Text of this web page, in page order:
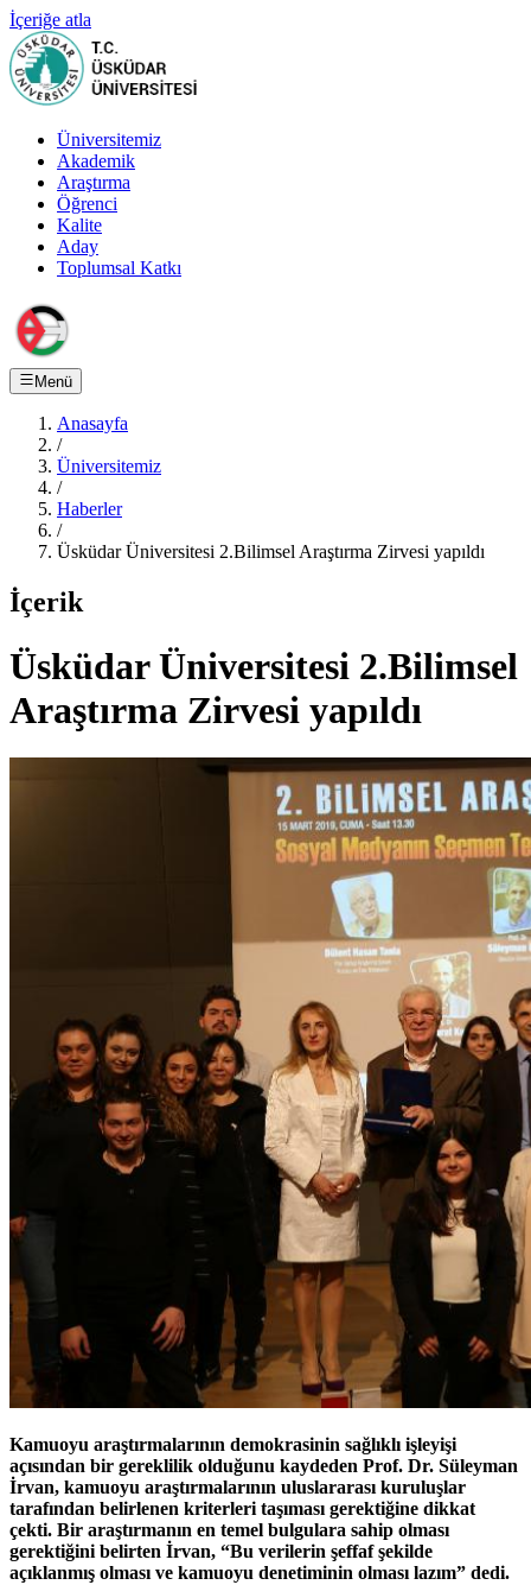
İçeriğe atla
Üniversitemiz
Akademik
Araştırma
Öğrenci
Kalite
Aday
Toplumsal Katkı
Menü
Anasayfa
/
Üniversitemiz
/
Haberler
/
Üsküdar Üniversitesi 2.Bilimsel Araştırma Zirvesi yapıldı
İçerik
Üsküdar Üniversitesi 2.Bilimsel
Araştırma Zirvesi yapıldı
Kamuoyu araştırmalarının demokrasinin sağlıklı işleyişi
açısından bir gereklilik olduğunu kaydeden Prof. Dr. Süleyman
İrvan, kamuoyu araştırmalarının uluslararası kuruluşlar
tarafından belirlenen kriterleri taşıması gerektiğine dikkat
çekti. Bir araştırmanın en temel bulgulara sahip olması
gerektiğini belirten İrvan, “Bu verilerin şeffaf şekilde
açıklanmış olması ve kamuoyu denetiminin olması lazım” dedi.